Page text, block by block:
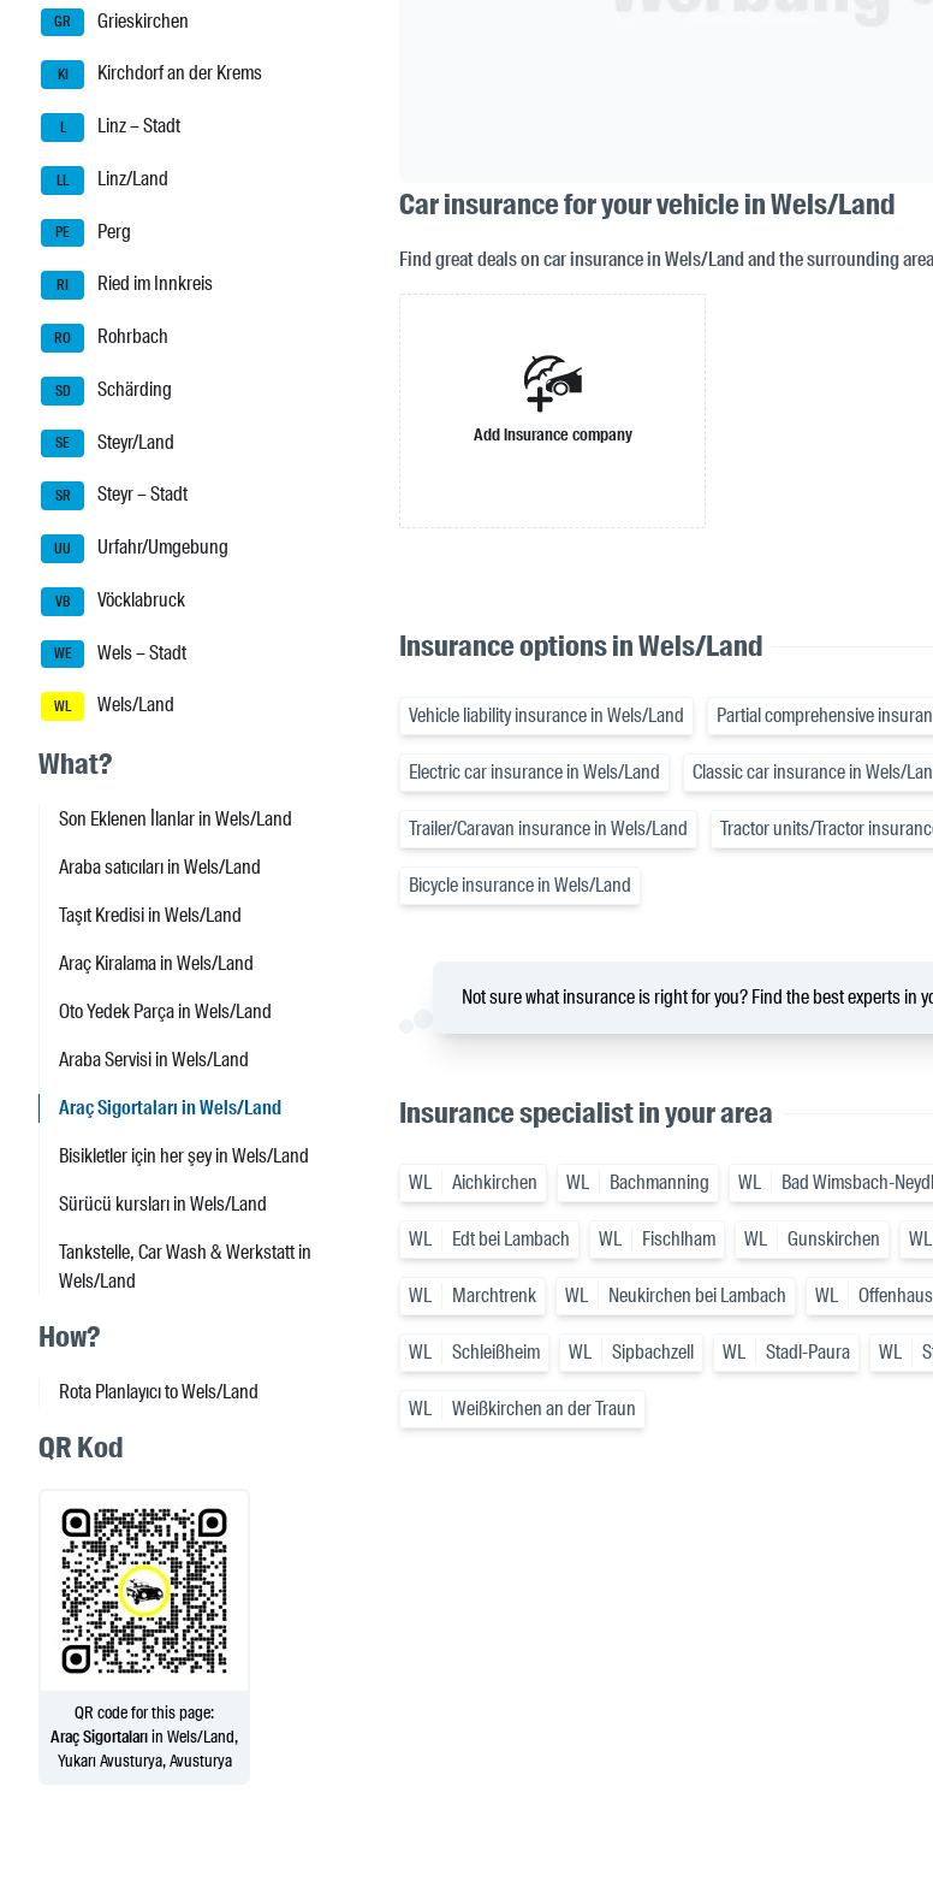
GR Grieskirchen
KI Kirchdorf an der Krems
L Linz – Stadt
LL Linz/Land
PE Perg
RI Ried im Innkreis
RO Rohrbach
SD Schärding
SE Steyr/Land
SR Steyr – Stadt
UU Urfahr/Umgebung
VB Vöcklabruck
WE Wels – Stadt
WL Wels/Land
What?
Son Eklenen İlanlar in Wels/Land
Araba satıcıları in Wels/Land
Taşıt Kredisi in Wels/Land
Araç Kiralama in Wels/Land
Oto Yedek Parça in Wels/Land
Araba Servisi in Wels/Land
Araç Sigortaları in Wels/Land
Bisikletler için her şey in Wels/Land
Sürücü kursları in Wels/Land
Tankstelle, Car Wash & Werkstatt in
Wels/Land
How?
Rota Planlayıcı to Wels/Land
QR Kod
QR code for this page:
Araç Sigortalarıin Wels/Land,
Yukarı Avusturya, Avusturya
Car insurance for your vehicle in Wels/Land
Find great deals on car insurance in Wels/Land and the surrounding
Add insurance company
Insurance options in Wels/Land
Vehicle liability insurance in Wels/Land Partial comprehensive
Electric car insurance in Wels/Land Classic car insurance in Wels/
Trailer/Caravan insurance in Wels/Land Tractor units/Tractor
Bicycle insurance in Wels/Land
Not sure what insurance is right for you? Find the best experts in
Insurance specialist in your area
WL Aichkirchen WL Bachmanning WL Bad Wimsbach-
WL Edt bei Lambach WL Fischlham WL Gunskirchen WL
WL Marchtrenk WL Neukirchen bei Lambach WL
WL Schleißheim WL Sipbachzell WL Stadl-Paura WL
WL Weißkirchen an der Traun